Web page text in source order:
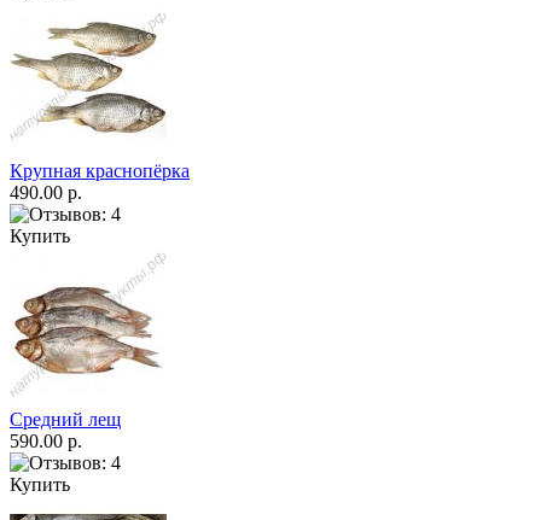
Крупная краснопёрка
490.00 р.
Купить
Средний лещ
590.00 р.
Купить